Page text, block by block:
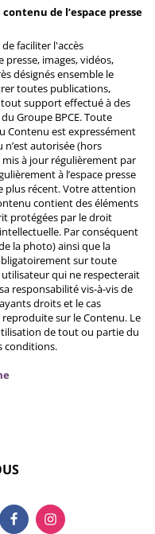
de l’espace presse
de faciliter l'accès
images, vidéos,
désignés ensemble le
toutes publications,
support effectué à des
Groupe BPCE. Toute
Contenu est expressément
autorisée (hors
à jour régulièrement par
à l’espace presse
plus récent. Votre attention
contient des éléments
protégées par le droit
Par conséquent
la photo) ainsi que la
sur toute
qui ne respecterait
responsabilité vis-à-vis de
droits et le cas
sur le Contenu. Le
de tout ou partie du
conditions.